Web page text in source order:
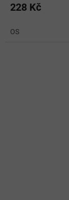
produktu
z
228 Kč
OS